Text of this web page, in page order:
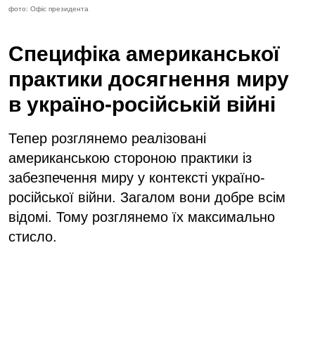
фото: Офіс президента
Специфіка американської
практики досягнення миру
в україно-російській війні
Тепер розглянемо реалізовані
американською стороною практики із
забезпечення миру у контексті україно-
російської війни. Загалом вони добре всім
відомі. Тому розглянемо їх максимально
стисло.